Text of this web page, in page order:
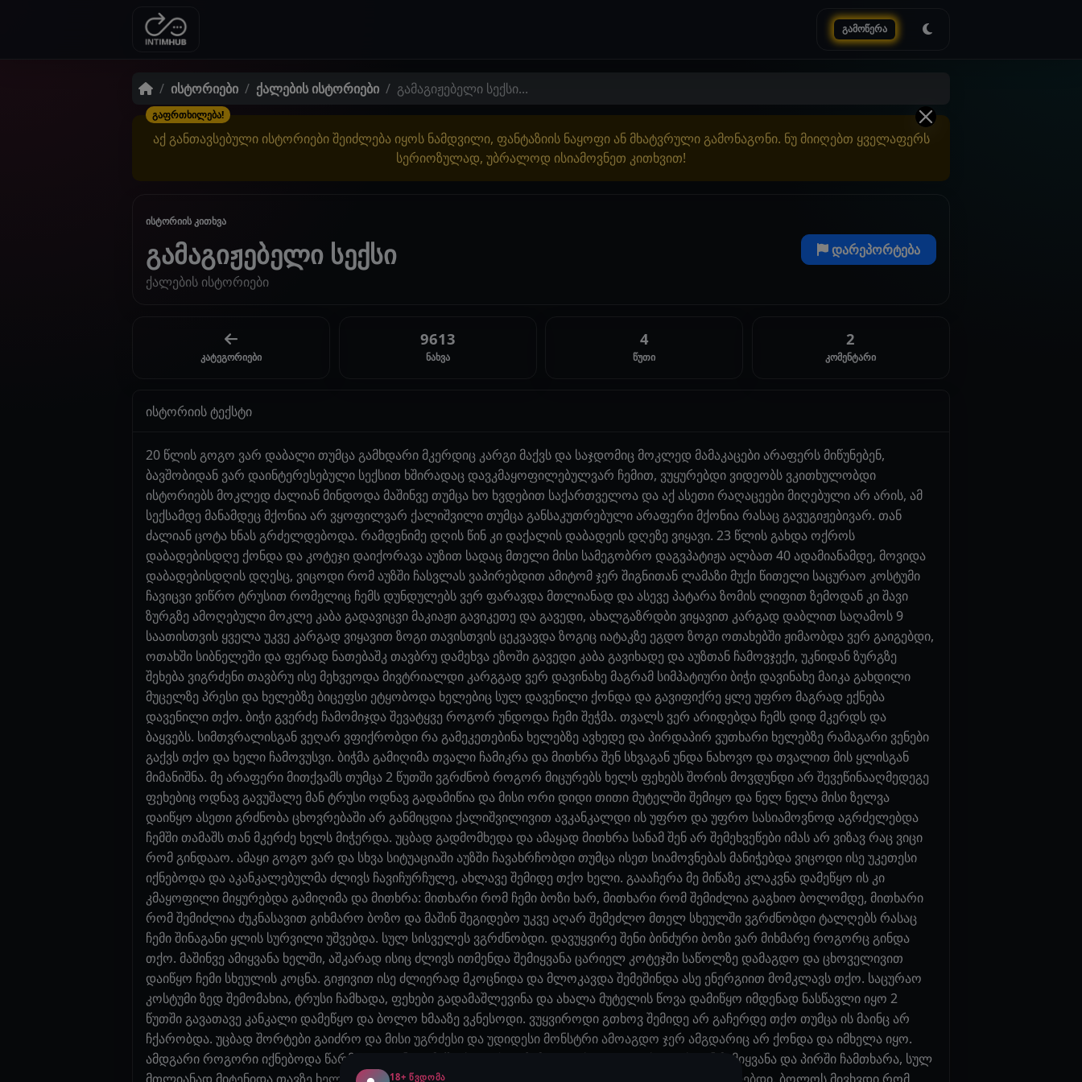
გამოწერა
ისტორიები ქალების ისტორიები გამაგიჟებელი სექსი...
გაფრთხილება!
აქ განთავსებული ისტორიები შეიძლება იყოს ნამდვილი, ფანტაზიის ნაყოფი ან მხატვრული გამონაგონი. ნუ მიიღებთ ყველაფერს
სერიოზულად, უბრალოდ ისიამოვნეთ კითხვით!
ისტორიის კითხვა
გამაგიჟებელი სექსი
ქალების ისტორიები
დარეპორტება
კატეგორიები
9613
ნახვა
4
წუთი
2
კომენტარი
ისტორიის ტექსტი
20 წლის გოგო ვარ დაბალი თუმცა გამხდარი მკერდიც კარგი მაქვს და საჯდომიც მოკლედ მამაკაცები არაფერს მიწუნებენ,
ბავშობიდან ვარ დაინტერესებული სექსით ხშირადაც დავკმაყოფილებულვარ ჩემით, ვუყურებდი ვიდეობს ვკითხულობდი
ისტორიებს მოკლედ ძალიან მინდოდა მაშინვე თუმცა ხო ხვდებით საქართველოა და აქ ასეთი რაღაცეები მიღებული არ არის, ამ
სექსამდე მანამდეც მქონია არ ვყოფილვარ ქალიშვილი თუმცა განსაკუთრებული არაფერი მქონია რასაც გავუგიჟებივარ. თან
ძალიან ცოტა ხნას გრძელდებოდა. რამდენიმე დღის წინ კი დაქალის დაბადეის დღეზე ვიყავი. 23 წლის გახდა ოქროს
დაბადებისდღე ქონდა და კოტეჯი დაიქორავა აუზით სადაც მთელი მისი სამეგობრო დაგვპატიჟა ალბათ 40 ადამიანამდე, მოვიდა
დაბადებისდღის დღესც, ვიცოდი რომ აუზში ჩასვლას ვაპირებდით ამიტომ ჯერ შიგნითან ლამაზი მუქი წითელი საცურაო კოსტუმი
ჩავიცვი ვიწრო ტრუსით რომელიც ჩემს დუნდულებს ვერ ფარავდა მთლიანად და ასევე პატარა ზომის ლიფით ზემოდან კი შავი
ზურგზე ამოღებული მოკლე კაბა გადავიცვი მაკიაჟი გავიკეთე და გავედი, ახალგაზრდბი ვიყავით კარგად დაბლით საღამოს 9
საათისთვის ყველა უკვე კარგად ვიყავით ზოგი თავისთვის ცეკვავდა ზოგიც იატაკზე ეგდო ზოგი ოთახებში ჟიმაობდა ვერ გაიგებდი,
ოთახში სიბნელეში და ფერად ნათებაშკ თავბრუ დამეხვა ეზოში გავედი კაბა გავიხადე და აუზთან ჩამოვჯექი, უკნიდან ზურგზე
შეხება ვიგრძენი თავბრუ ისე მეხვეოდა მივტრიალდი კარგგად ვერ დავინახე მაგრამ სიმპატიური ბიჭი დავინახე მაიკა გახდილი
მუცელზე პრესი და ხელებზე ბიცეფსი ეტყობოდა ხელებიც სულ დავენილი ქონდა და გავიფიქრე ყლე უფრო მაგრად ექნება
დავენილი თქო. ბიჭი გვერძე ჩამომიჯდა შევატყვე როგორ უნდოდა ჩემი შეჭმა. თვალს ვერ არიდებდა ჩემს დიდ მკერდს და
ბაყვებს. სიმთვრალისგან ვეღარ ვფიქრობდი რა გამეკეთებინა ხელებზე ავხედე და პირდაპირ ვუთხარი ხელებზე რამაგარი ვენები
გაქვს თქო და ხელი ჩამოვუსვი. ბიჭმა გამიღიმა თვალი ჩამიკრა და მითხრა შენ სხვაგან უნდა ნახოვო და თვალით მის ყლისგან
მიმანიშნა. მე არაფერი მითქვამს თუმცა 2 წუთში ვგრძნობ როგორ მიცურებს ხელს ფეხებს შორის მოვდუნდი არ შევეწინააღმედეგე
ფეხებიც ოდნავ გავუშალე მან ტრუსი ოდნავ გადამიწია და მისი ორი დიდი თითი მუტელში შემიყო და ნელ ნელა მისი ზელვა
დაიწყო ასეთი გრძნობა ცხოვრებაში არ განმიცდია ქალიშვილივით ავკანკალდი ის უფრო და უფრო სასიამოვნოდ აგრძელებდა
ჩემში თამაშს თან მკერძე ხელს მიჭერდა. უცბად გადმომხედა და ამაყად მითხრა სანამ შენ არ შემეხვეწები იმას არ ვიზავ რაც ვიცი
რომ გინდააო. ამაყი გოგო ვარ და სხვა სიტუაციაში აუზში ჩავახრჩობდი თუმცა ისეთ სიამოვნებას მანიჭებდა ვიცოდი ისე უკეთესი
იქნებოდა და აკანკალებულმა ძლივს ჩავიჩურჩულე, ახლავე შემიდე თქო ხელი. გაააჩერა მე მიწაზე კლაკვნა დამეწყო ის კი
კმაყოფილი მიყურებდა გამიღიმა და მითხრა: მითხარი რომ ჩემი ბოზი ხარ, მითხარი რომ შემიძლია გაგხიო ბოლომდე, მითხარი
რომ შემიძლია ძუკნასავით გიხმარო ბოზო და მაშინ შეგიდებო უკვე აღარ შემეძლო მთელ სხეულში ვგრძნობდი ტალღებს რასაც
ჩემი შინაგანი ყლის სურვილი უშვებდა. სულ სისველეს ვგრძნობდი. დავუყვირე შენი ბინძური ბოზი ვარ მიხმარე როგორც გინდა
თქო. მაშინვე ამიყვანა ხელში, აშკარად ისიც ძლივს ითმენდა შემიყვანა ცარიელ კოტეჯში საწოლზე დამაგდო და ცხოველივით
დაიწყო ჩემი სხეულის კოცნა. გიჟივით ისე ძლიერად მკოცნიდა და მლოკავდა შემეშინდა ასე ენერგიით მომკლავს თქო. საცურაო
კოსტუმი ზედ შემომახია, ტრუსი ჩამხადა, ფეხები გადამაშლევინა და ახალა მუტელის წოვა დამიწყო იმდენად ნასწავლი იყო 2
წუთში გავათავე კანკალი დამეწყო და ბოლო ხმააზე ვკნესოდი. ვუყვიროდი გთხოვ შემიდე არ გაჩერდე თქო თუმცა ის მაინც არ
ჩქარობდა. უცბად შორტები გაიძრო და მისი უგრძესი და უდიდესი მონსტრი ამოაგდო ჯერ ამგდარიც არ ქონდა და იმხელა იყო.
ამდგარი როგორი იქნებოდა წარმოვიდგინე. თმაში ძლიერად ჩამავლო ხელი თავის ყლესთან მიმიყვანა და პირში ჩამთხარა, სულ
18+ ᲬᲕᲓᲝᲛᲐ